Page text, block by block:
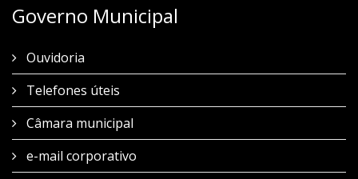
Governo Municipal
Ouvidoria
Telefones úteis
Câmara municipal
e-mail corporativo